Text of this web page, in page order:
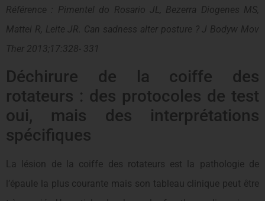
Référence : Pimentel do Rosario JL, Bezerra Diogenes MS,
Mattei R, Leite JR. Can sadness alter posture ? J Bodyw Mov
Ther 2013;17:328- 331
Déchirure de la coiffe des
rotateurs : des protocoles de test
oui, mais des interprétations
spécifiques
La lésion de la coiffe des rotateurs est la pathologie de
l’épaule la plus courante mais son tableau clinique peut être